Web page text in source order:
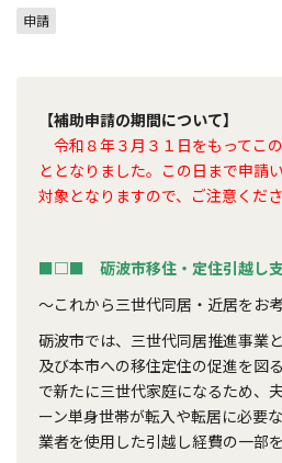
申請
【補助申請の期間について】
令和８年３月３１日をもってこ
ととなりました。この日まで申請
対象となりますので、ご注意くださ
■□■ 砺波市移住・定住引越
～これから三世代同居・近居をお
砺波市では、三世代同居推進事業
及び本市への移住定住の促進を図
で新たに三世代家庭になるため、
ーン単身世帯が転入や転居に必要
業者を使用した引越し経費の一部を